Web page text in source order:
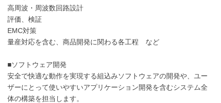
高周波・周波数回路設計
評価、検証
EMC対策
量産対応を含む、商品開発に関わる各工程 など
■ソフトウェア開発
安全で快適な動作を実現する組込みソフトウェアの開発や、ユー
ザーにとって使いやすいアプリケーション開発を含むシステム全
体の構築を担当します。